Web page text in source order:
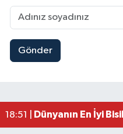
Gönder
19:49 |Mersin'de Tatil
18:51 |
Dünyanın En İyi
15:15 |Kahramanmaraş'ta